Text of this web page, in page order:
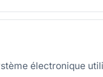
électronique